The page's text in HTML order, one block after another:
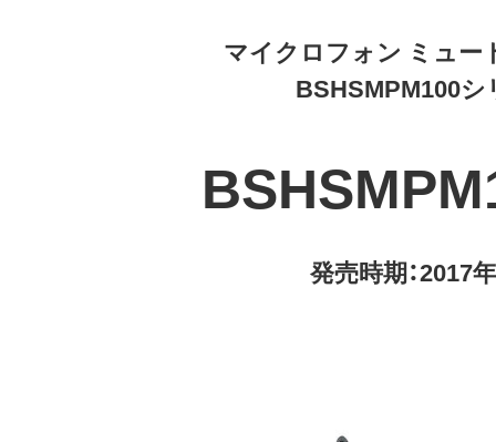
マイクロフォン ミュー
BSHSMPM100シ
発売時期：2017